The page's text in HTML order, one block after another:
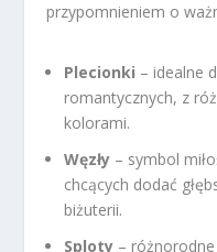
przypomnieniem o
Plecionki – idealne
romantycznych, z
kolorami.
Węzły – symbol
chcących dodać
biżuterii.
Sploty –